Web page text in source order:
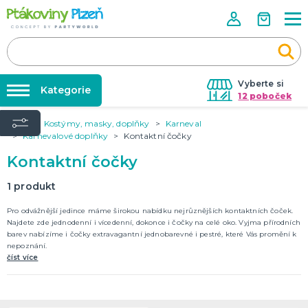
Vyberte si
12 poboček
Půjčovna kostýmů
Nafukování balónků
Prodejny
Rozvoz
Párty Blog
O nás
Kategorie
KOSTÝMY, MASKY, DOPLŇKY
Karneval
KARNEVALOVÉ KOSTÝMY
PÁRTY VÝZDOBA
Narozeninové oslavy
Úvod Kostýmy, masky, doplňky
Karneval
Karnevalové doplňky
Kontaktní čočky
Kontaktní čočky
1 produkt
Pro odvážnější jedince máme širokou nabídku nejrůznějších kontaktních čoček.
Najdete zde jednodenní i vícedenní, dokonce i čočky na celé oko. Vyjma přírodních
barev nabízíme i čočky extravagantní jednobarevné i pestré, které Vás promění k
nepoznání.
číst více